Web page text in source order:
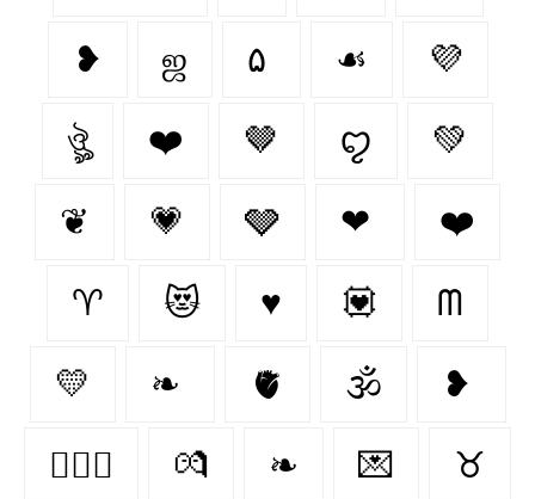
❥ ஜ ۵ ☙ 💜
ঔৣ ❤️‍ 🤎 ꨄ 💚
❦ 💗 🩶 ❤ ❤️
♈︎ 😻 ♥️ 💟 ᗰ
💛 ❧ 🫀 🕉 ❥
👨‍❤️‍👨 💏 ❧ 💌 ♉︎